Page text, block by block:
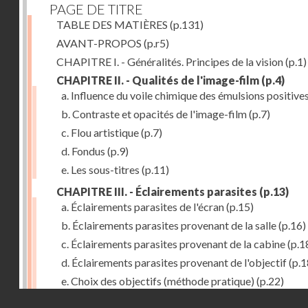
PAGE DE TITRE
TABLE DES MATIÈRES (p.131)
AVANT-PROPOS (p.r5)
CHAPITRE I. - Généralités. Principes de la vision(p.1)
CHAPITRE II. - Qualités de l'image-film (p.4)
a. Influence du voile chimique des émulsions
b. Contraste et opacités de l'image-film(p.7)
c. Flou artistique(p.7)
d. Fondus (p.9)
e. Les sous-titres (p.11)
CHAPITRE III. - Éclairements parasites (p.13)
a. Éclairements parasites de l'écran(p.15)
b. Éclairements parasites provenant de la salle(p.16)
c. Éclairements parasites provenant de la cabine
d. Éclairements parasites provenant de l'objectif
e. Choix des objectifs (méthode pratique) (p.22)